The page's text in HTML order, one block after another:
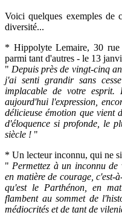
Voici quelques exemples de
diversité...
* Hippolyte Lemaire, 30
parmi tant d'autres - le 13
" Depuis près de vingt-cinq
j'ai senti grandir sans
implacable de votre esprit.
aujourd'hui l'expression,
délicieuse émotion que vient
d'éloquence si profonde, le
siècle ! "
* Un lecteur inconnu, qui ne
" Permettez à un inconnu de
en matière de courage, c'est-
qu'est le Parthénon, en
flambent au sommet de
médiocrités et de tant de